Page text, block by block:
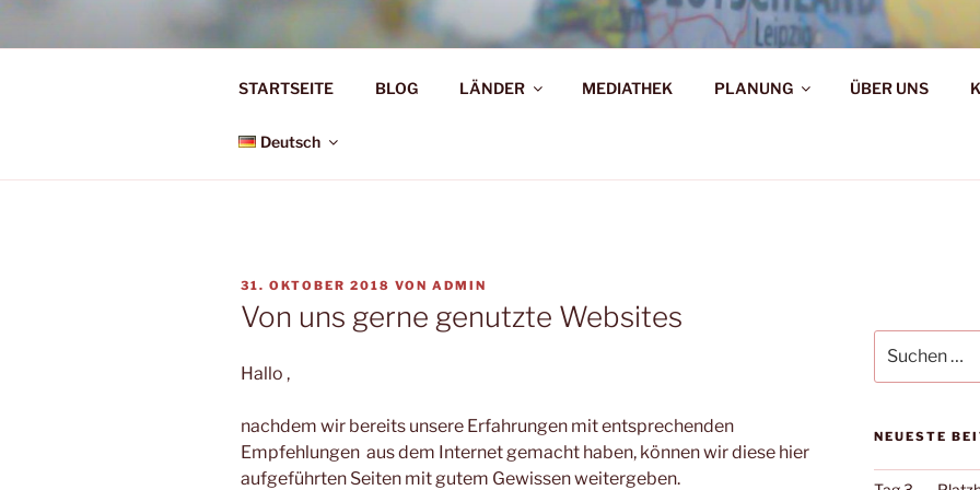
Zum
Ü50 EIN JAHR DIE WELT
STARTSEITE BLOG LÄNDER MEDIATHEK PLANUNG ÜBER UNS
Deutsch
VERÖFFENTLICHT
AM
31. OKTOBER 2018 VON ADMIN
Von uns gerne genutzte Websites
Hallo ,
nachdem wir bereits unsere Erfahrungen mit entsprechenden
Empfehlungen aus dem Internet gemacht haben, können wir diese hier
aufgeführten Seiten mit gutem Gewissen weitergeben.
nach:
NEUESTE